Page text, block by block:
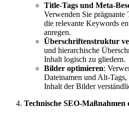
Title-Tags und Meta-
Verwenden Sie prägnante
die relevante Keywords
anregen.
Überschriftenstruktur
und hierarchische
Inhalt logisch zu gliedern.
Bilder optimieren:
Dateinamen und Alt-
Inhalt der Bilder
Technische SEO-Maßnahmen